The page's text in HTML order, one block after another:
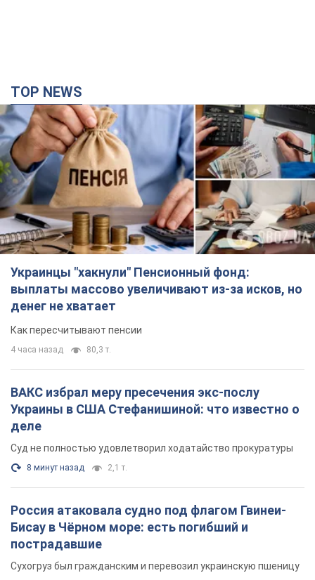
TOP NEWS
Украинцы "хакнули" Пенсионный фонд:
выплаты массово увеличивают из-за исков, но
денег не хватает
Как пересчитывают пенсии
4 часа назад 80,3 т.
ВАКС избрал меру пресечения экс-послу
Украины в США Стефанишиной: что известно о
деле
Суд не полностью удовлетворил ходатайство прокуратуры
8 минут назад 2,1 т.
Россия атаковала судно под флагом Гвинеи-
Бисау в Чёрном море: есть погибший и
пострадавшие
Сухогруз был гражданским и перевозил украинскую пшеницу